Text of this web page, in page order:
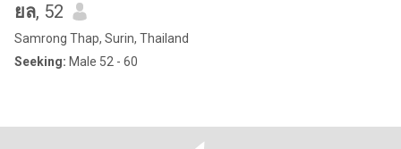
ยล, 52
Samrong Thap, Surin, Thailand
Seeking: Male 52 - 60